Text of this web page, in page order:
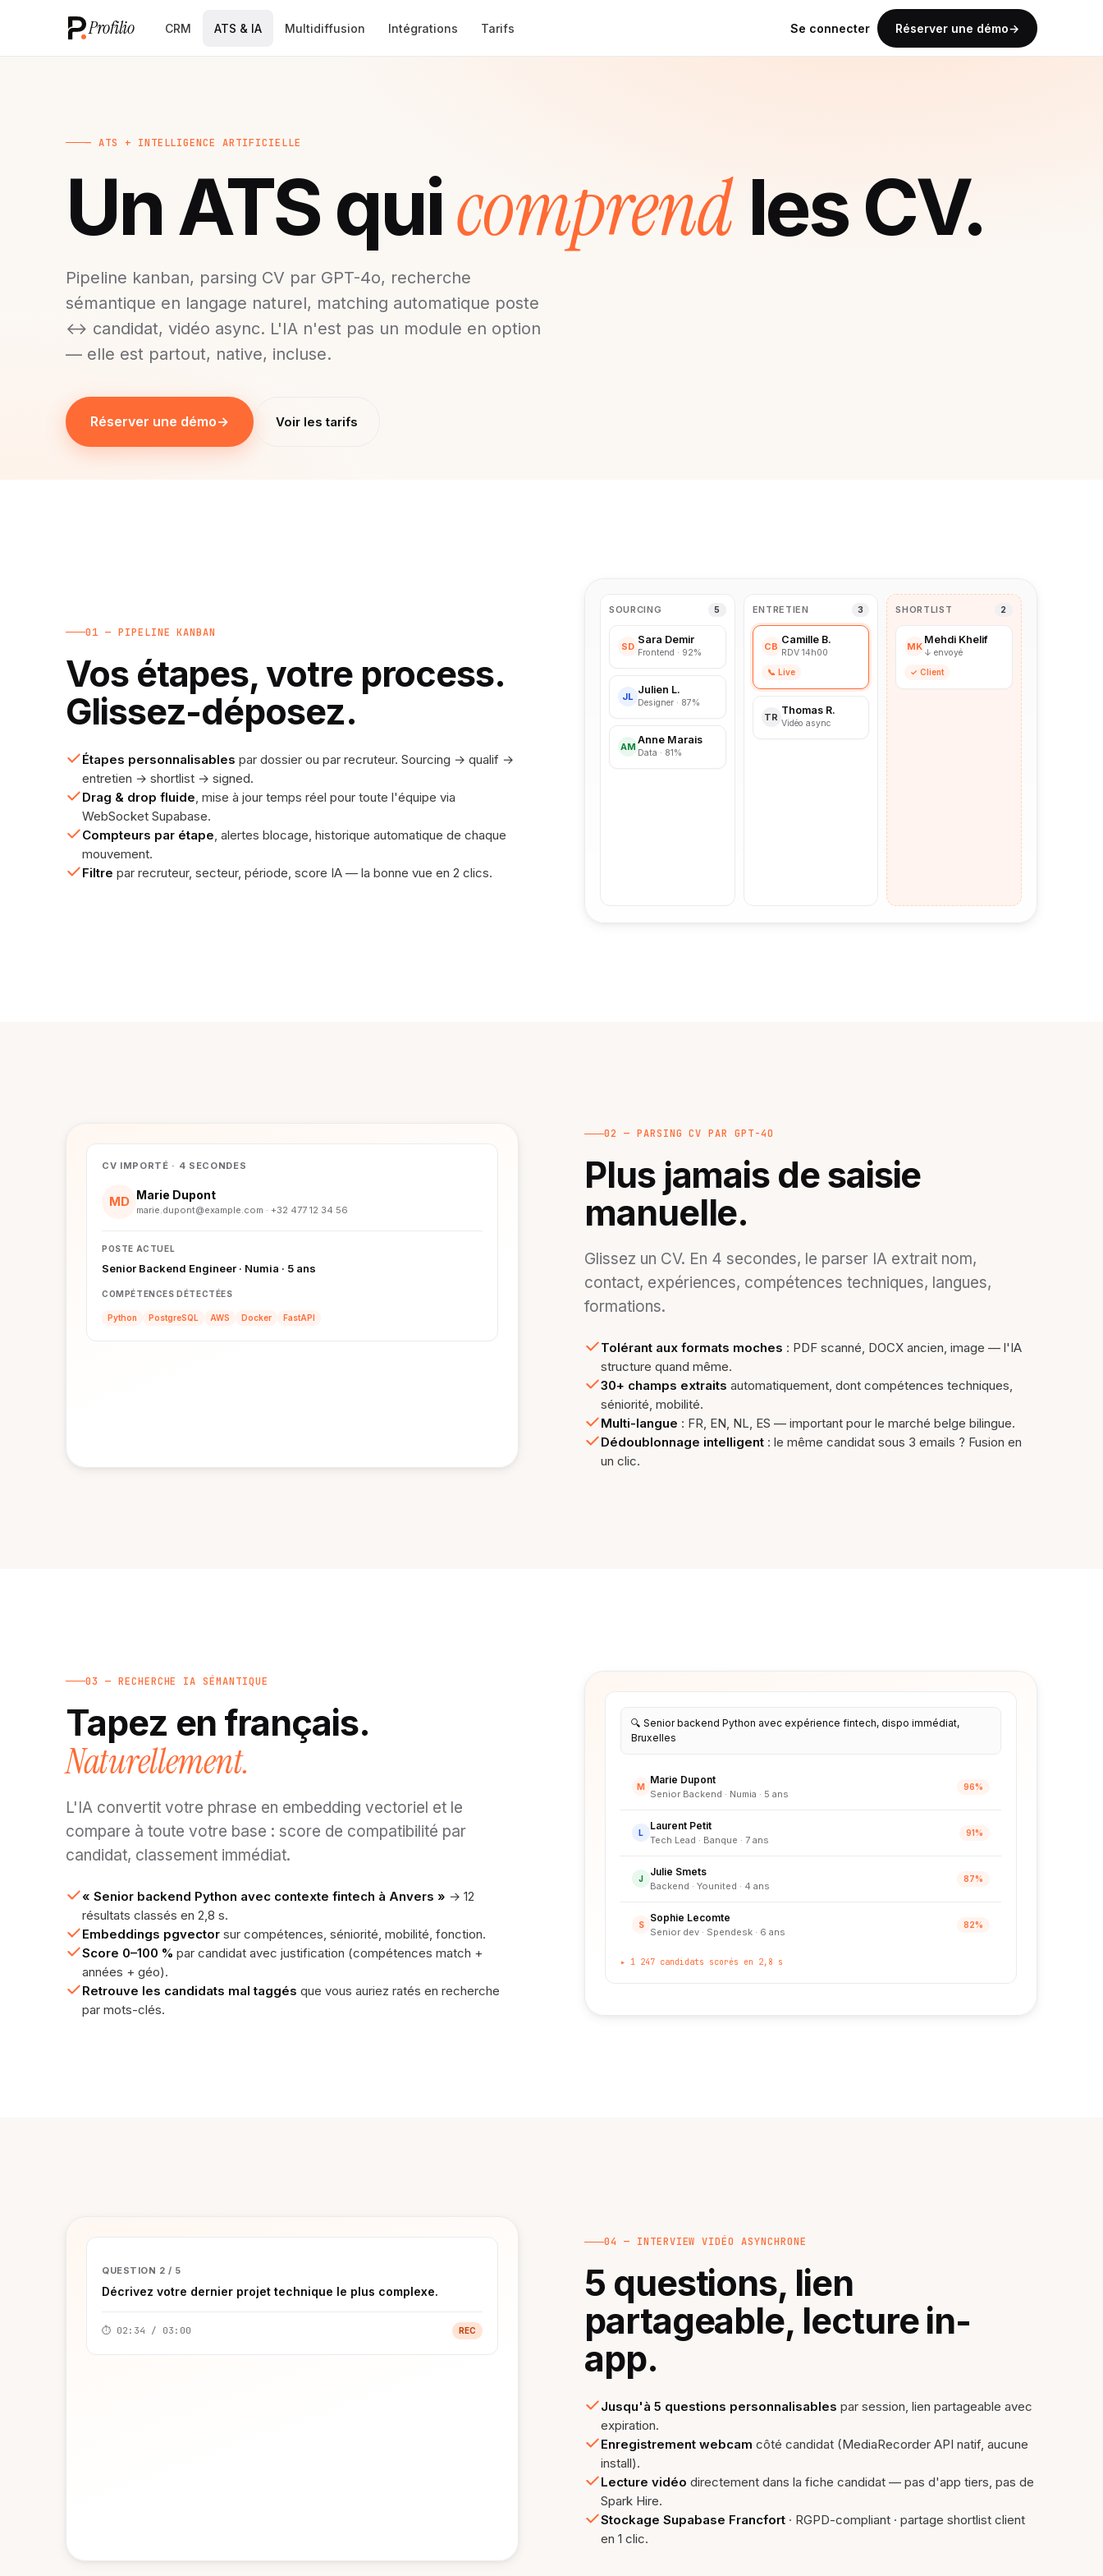
Profilio CRM ATS & IA Multidiffusion Intégrations Tarifs Se connecter Réserver une démo
— ATS + INTELLIGENCE ARTIFICIELLE
Un ATS quicomprendles CV.
Pipeline kanban, parsing CV par GPT-4o, recherche
sémantique en langage naturel, matching automatique poste
↔ candidat, vidéo async. L'IA n'est pas un module en option
— elle est partout, native, incluse.
Réserver une démo→ Voir les tarifs
01 — PIPELINE KANBAN
Vos étapes, votre process.
Glissez-déposez.
Étapes personnalisables par dossier ou par recruteur. Sourcing → qualif →
entretien → shortlist → signed.
Drag & drop fluide , mise à jour temps réel pour toute l'équipe via
WebSocket Supabase.
Compteurs par étape , alertes blocage, historique automatique de chaque
mouvement.
Filtre par recruteur, secteur, période, score IA — la bonne vue en 2 clics.
SOURCING 5
SD
Sara Demir
Frontend · 92%
JL
Julien L.
Designer · 87%
AM
Anne Marais
Data · 81%
ENTRETIEN 3
CB
Camille B.
RDV 14h00
📞 Live
TR
Thomas R.
Vidéo async
SHORTLIST 2
MK
Mehdi Khelif
↓ envoyé
✓ Client
02 — PARSING CV PAR GPT-4O
Plus jamais de saisie
manuelle.
Glissez un CV. En 4 secondes, le parser IA extrait nom,
contact, expériences, compétences techniques, langues,
formations.
Tolérant aux formats moches : PDF scanné, DOCX ancien, image — l'IA
structure quand même.
30+ champs extraits automatiquement, dont compétences techniques,
séniorité, mobilité.
Multi-langue : FR, EN, NL, ES — important pour le marché belge bilingue.
Dédoublonnage intelligent : le même candidat sous 3 emails ? Fusion en
un clic.
CV IMPORTÉ · 4 SECONDES
MD Marie Dupont
marie.dupont@example.com · +32 477 12 34 56
POSTE ACTUEL
Senior Backend Engineer · Numia · 5 ans
COMPÉTENCES DÉTECTÉES
Python PostgreSQL AWS Docker FastAPI
03 — RECHERCHE IA SÉMANTIQUE
Tapez en français.
Naturellement.
L'IA convertit votre phrase en embedding vectoriel et le
compare à toute votre base : score de compatibilité par
candidat, classement immédiat.
« Senior backend Python avec contexte fintech à Anvers » → 12
résultats classés en 2,8 s.
Embeddings pgvector sur compétences, séniorité, mobilité, fonction.
Score 0–100 % par candidat avec justification (compétences match +
années + géo).
Retrouve les candidats mal taggés que vous auriez ratés en recherche
par mots-clés.
🔍 Senior backend Python avec expérience fintech, dispo immédiat,
Bruxelles
M
Marie Dupont
Senior Backend · Numia · 5 ans
96%
L
Laurent Petit
Tech Lead · Banque · 7 ans
91%
J
Julie Smets
Backend · Younited · 4 ans
87%
S
Sophie Lecomte
Senior dev · Spendesk · 6 ans
82%
▸ 1 247 candidats scorés en 2,8 s
04 — INTERVIEW VIDÉO ASYNCHRONE
5 questions, lien
partageable, lecture in-
app.
Jusqu'à 5 questions personnalisables par session, lien partageable avec
expiration.
Enregistrement webcam côté candidat (MediaRecorder API natif, aucune
install).
Lecture vidéo directement dans la fiche candidat — pas d'app tiers, pas de
Spark Hire.
Stockage Supabase Francfort · RGPD-compliant · partage shortlist client
en 1 clic.
QUESTION 2 / 5
Décrivez votre dernier projet technique le plus complexe.
⏱ 02:34 / 03:00 REC